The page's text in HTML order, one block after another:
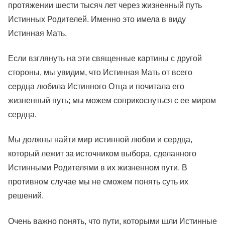
протяжении шести тысяч лет через жизненный путь
Истинных Родителей. Именно это имела в виду
Истинная Мать.
Если взглянуть на эти священные картины с другой
стороны, мы увидим, что Истинная Мать от всего
сердца любила Истинного Отца и почитала его
жизненный путь; мы можем соприкоснуться с ее миром
сердца.
Мы должны найти мир истинной любви и сердца,
который лежит за источником выбора, сделанного
Истинными Родителями в их жизненном пути. В
противном случае мы не сможем понять суть их
решений.
Очень важно понять, что пути, которыми шли Истинные